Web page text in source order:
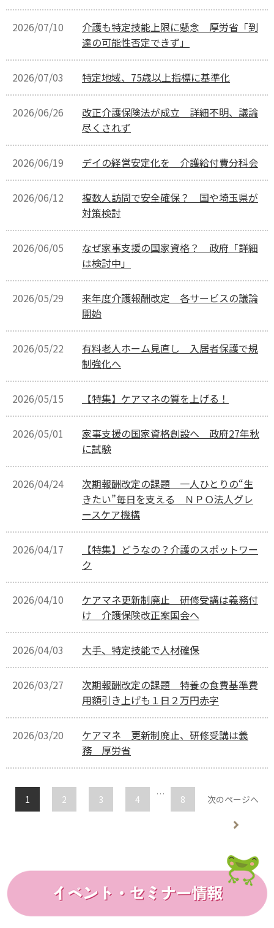
2026/07/10
介護も特定技能上限に懸念 厚労省「到
達の可能性否定できず」
2026/07/03 特定地域、75歳以上指標に基準化
2026/06/26
改正介護保険法が成立 詳細不明、議論
尽くされず
2026/06/19 デイの経営安定化を 介護給付費分科会
2026/06/12
複数人訪問で安全確保？ 国や埼玉県が
対策検討
2026/06/05
なぜ家事支援の国家資格？ 政府「詳細
は検討中」
2026/05/29
来年度介護報酬改定 各サービスの議論
開始
2026/05/22
有料老人ホーム見直し 入居者保護で規
制強化へ
2026/05/15 【特集】ケアマネの質を上げる！
2026/05/01
家事支援の国家資格創設へ 政府27年秋
に試験
2026/04/24
次期報酬改定の課題 一人ひとりの“生
きたい”毎日を支える ＮＰＯ法人グレ
ースケア機構
2026/04/17
【特集】どうなの？介護のスポットワー
ク
2026/04/10
ケアマネ更新制廃止 研修受講は義務付
け 介護保険改正案国会へ
2026/04/03 大手、特定技能で人材確保
2026/03/27
次期報酬改定の課題 特養の食費基準費
用額引き上げも１日２万円赤字
2026/03/20
ケアマネ 更新制廃止、研修受講は義
務 厚労省
1 2 3 4 … 8 次のページへ